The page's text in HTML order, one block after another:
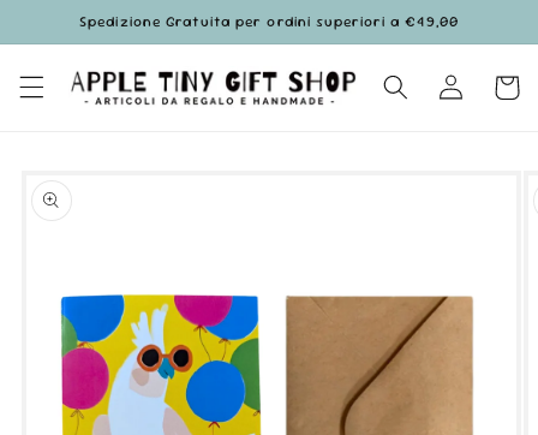
direttamente
ai contenuti
Spedizione Gratuita per ordini superiori a €49,00
Accedi
informazioni
sul prodotto